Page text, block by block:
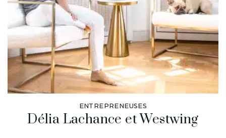
ENTREPRENEUSES
Délia Lachance et Westwing